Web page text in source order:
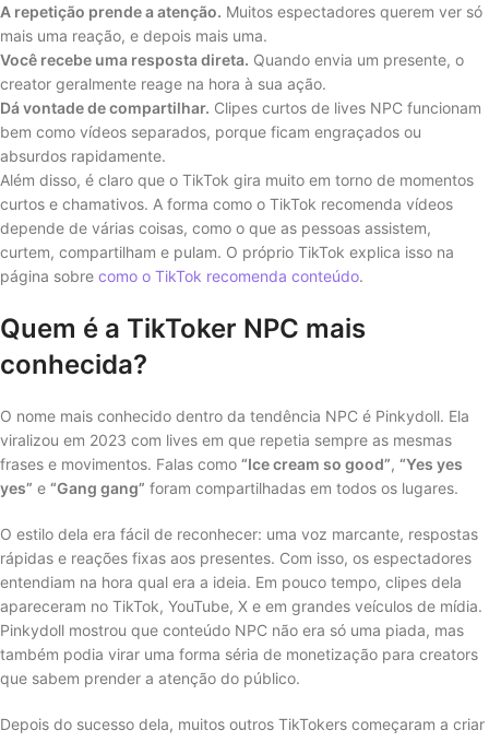
A repetição prende a atenção. Muitos espectadores querem ver só
mais uma reação, e depois mais uma.
Você recebe uma resposta direta. Quando envia um presente, o
creator geralmente reage na hora à sua ação.
Dá vontade de compartilhar. Clipes curtos de lives NPC funcionam
bem como vídeos separados, porque ficam engraçados ou
absurdos rapidamente.
Além disso, é claro que o TikTok gira muito em torno de momentos
curtos e chamativos. A forma como o TikTok recomenda vídeos
depende de várias coisas, como o que as pessoas assistem,
curtem, compartilham e pulam. O próprio TikTok explica isso na
página sobre como o TikTok recomenda conteúdo.
Quem é a TikToker NPC mais
conhecida?
O nome mais conhecido dentro da tendência NPC é Pinkydoll. Ela
viralizou em 2023 com lives em que repetia sempre as mesmas
frases e movimentos. Falas como “Ice cream so good”, “Yes yes
yes” e “Gang gang” foram compartilhadas em todos os lugares.
O estilo dela era fácil de reconhecer: uma voz marcante, respostas
rápidas e reações fixas aos presentes. Com isso, os espectadores
entendiam na hora qual era a ideia. Em pouco tempo, clipes dela
apareceram no TikTok, YouTube, X e em grandes veículos de mídia.
Pinkydoll mostrou que conteúdo NPC não era só uma piada, mas
também podia virar uma forma séria de monetização para creators
que sabem prender a atenção do público.
Depois do sucesso dela, muitos outros TikTokers começaram a criar